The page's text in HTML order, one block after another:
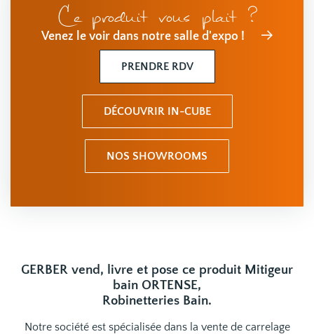
Ce produit vous plait ?
Venez le voir dans notre salle d'expo !
PRENDRE RDV
DÉCOUVRIR IN-CUBE
NOS SHOWROOMS
GERBER vend, livre et pose ce produit Mitigeur
bain ORTENSE,
Robinetteries Bain.
Notre société est spécialisée dans la vente de carrelage